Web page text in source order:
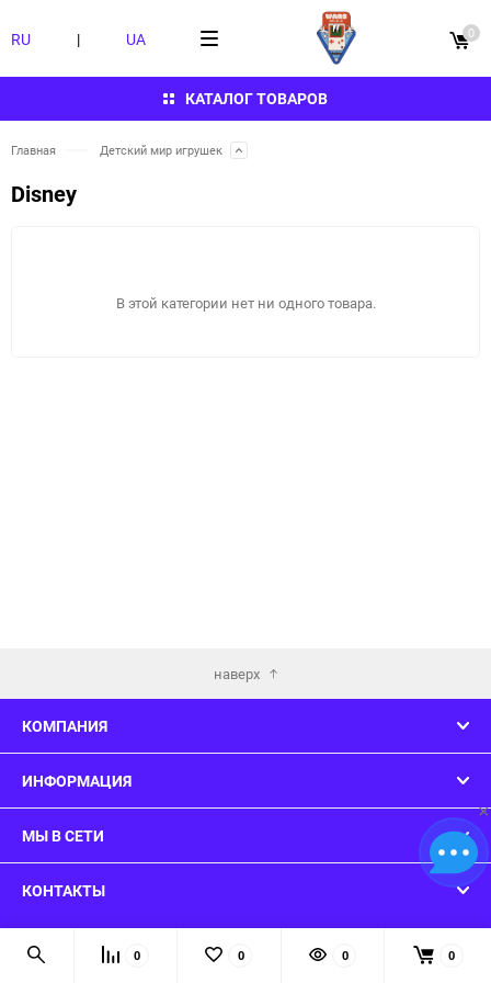
КАТАЛОГ ТОВАРОВ
RU | UA 0
Главная Детский мир игрушек
Disney
В этой категории нет ни одного товара.
наверх
КОМПАНИЯ
ИНФОРМАЦИЯ
МЫ В СЕТИ
КОНТАКТЫ
© 2026 ConsoleWars - Вы нашли то что искали!
0 0 0 0
×